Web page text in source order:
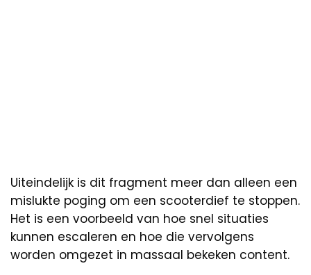
Uiteindelijk is dit fragment meer dan alleen een
mislukte poging om een scooterdief te stoppen.
Het is een voorbeeld van hoe snel situaties
kunnen escaleren en hoe die vervolgens
worden omgezet in massaal bekeken content.